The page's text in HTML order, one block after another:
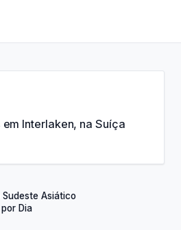
Interlaken, na Suíça
Asiático
Dia